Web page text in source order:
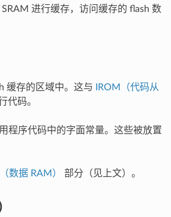
进行缓存，访问缓存的 flash 数
缓存的区域中。这与
IROM（代码从
代码。
程序代码中的字面常量。这些被放置
数据 RAM） 部分（见上文）。